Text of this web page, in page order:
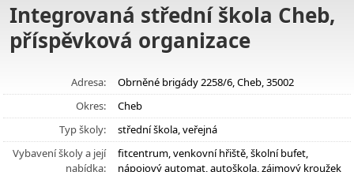
Integrovaná střední škola Cheb,
příspěvková organizace
Adresa:
Obrněné brigády 2258/6, Cheb, 35002
Okres:
Cheb
Typ školy:
střední škola, veřejná
Vybavení školy a její
nabídka:
fitcentrum, venkovní hřiště, školní bufet,
nápojový automat, autoškola, zájmový kroužek